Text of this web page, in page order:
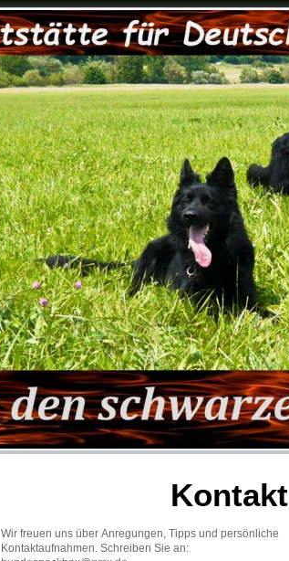
Kontakt
Wir freuen uns über Anregungen, Tipps und persönliche
Kontaktaufnahmen. Schreiben Sie an: